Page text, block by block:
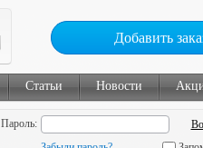
Добавить
Статьи Новости
Пароль: